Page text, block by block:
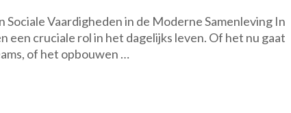
van
Sociale
Vaardigheden in de Moderne Samenleving In
een cruciale rol in het dagelijks leven. Of het nu gaat
of het opbouwen …